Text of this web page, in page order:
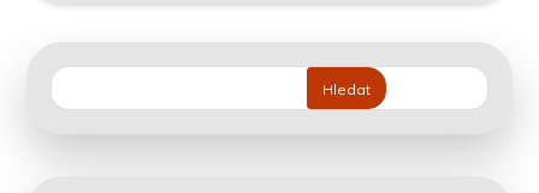
Hledat